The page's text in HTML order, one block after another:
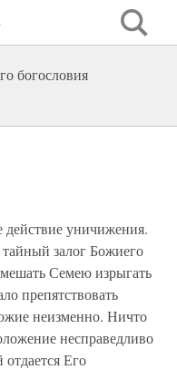
богословия
действие уничижения.
залог Божиего
Семею изрыгать
препятствовать
неизменно. Ничто
несправедливо
Его